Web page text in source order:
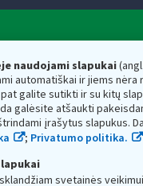
naudojami slapukai
automatiškai ir jiems nėra
galite sutikti ir su kitų
galėsite atšaukti
įrašytus slapukus.
; Privatumo politika.
svetainės
finansų ministerijos
Juridinio asmens kodas —
16-osios g. 14, 01107
pristatymo dėžutės adresas
Valstybinę mokesčių
ministerijos kaupiami ir